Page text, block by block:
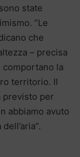
state
“Le
che
– precisa
comportano la
territorio. Il
previsto per
abbiamo avuto